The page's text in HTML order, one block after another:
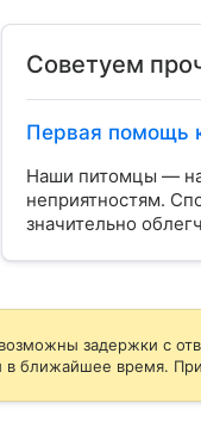
Советуем
Первая помощь
Наши питомцы —
неприятностям.
значительно
задержки с
в ближайшее время.